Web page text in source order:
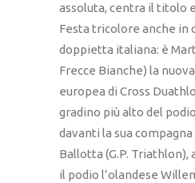
assoluta, centra il titolo
Festa tricolore anche in
doppietta italiana: è
Frecce Bianche) la
europea di Cross
gradino più alto del
davanti la sua
Ballotta (G.P.
il podio l’olandese